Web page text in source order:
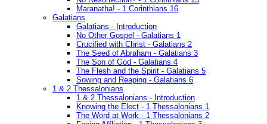
Maranatha! - 1 Corinthians 16
Galatians
Galatians - Introduction
No Other Gospel - Galatians 1
Crucified with Christ - Galatians 2
The Seed of Abraham - Galatians 3
The Son of God - Galatians 4
The Flesh and the Spirit - Galatians 5
Sowing and Reaping - Galatians 6
1 & 2 Thessalonians
1 & 2 Thessalonians - Introduction
Knowing the Elect - 1 Thessalonians 1
The Word at Work - 1 Thessalonians 2